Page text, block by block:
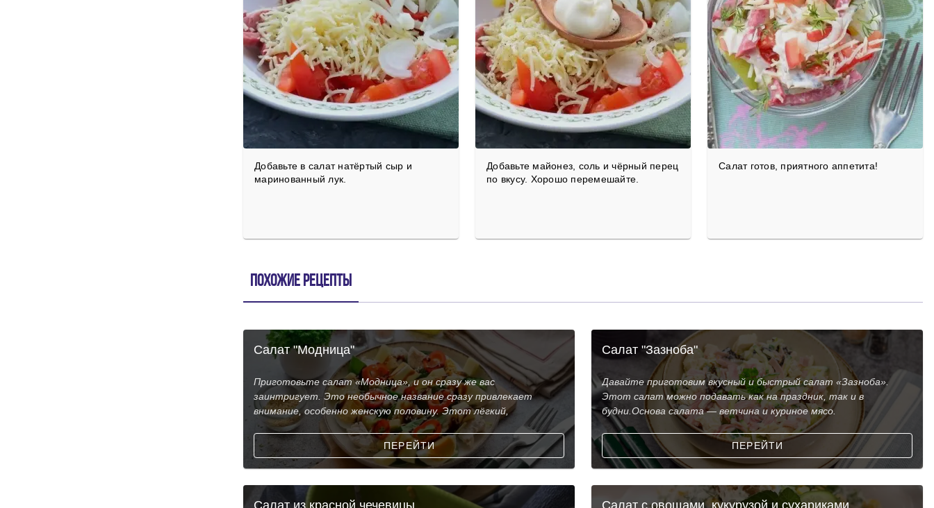
Добавьте в салат натёртый сыр и
маринованный лук.
Добавьте майонез, соль и чёрный перец
по вкусу. Хорошо перемешайте.
Салат готов, приятного аппетита!
Похожие рецепты
Салат "Модница"
Приготовьте салат «Модница», и он сразу же вас
заинтригует. Это необычное название сразу привлекает
внимание, особенно женскую половину. Этот лёгкий,
ПЕРЕЙТИ
Салат "Зазноба"
Давайте приготовим вкусный и быстрый салат «Зазноба».
Этот салат можно подавать как на праздник, так и в
будни.Основа салата — ветчина и куриное мясо.
ПЕРЕЙТИ
Салат из красной чечевицы Салат с овощами, кукурузой и сухариками